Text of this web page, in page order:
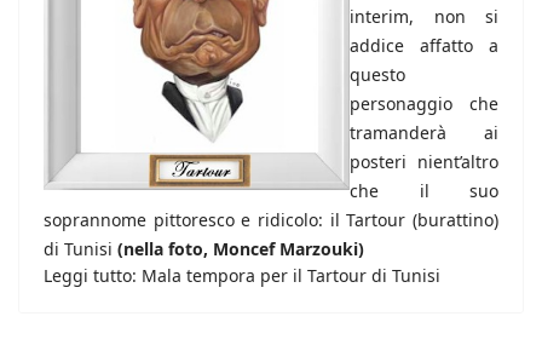
interim, non si
addice affatto a
questo
personaggio che
tramanderà ai
posteri nient’altro
che il suo
soprannome pittoresco e ridicolo: il Tartour (burattino)
di Tunisi (nella foto, Moncef Marzouki)
Leggi tutto: Mala tempora per il Tartour di Tunisi